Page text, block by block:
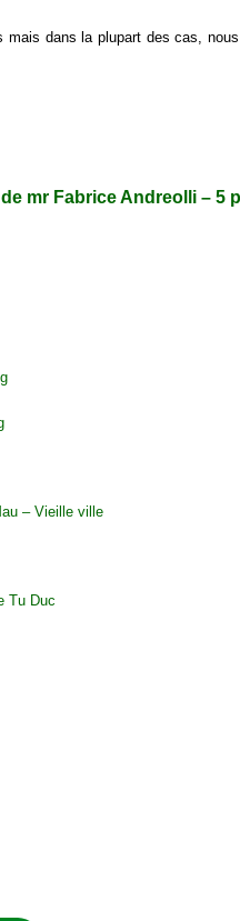
dans la plupart des cas,
mr Fabrice Andreolli – 5
– Vieille ville
Tu Duc